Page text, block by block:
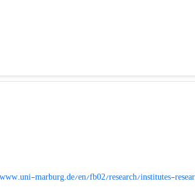
www.uni-marburg.de/en/fb02/research/institutes-